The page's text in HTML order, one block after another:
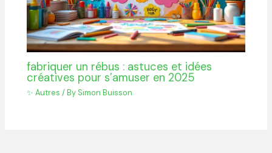
fabriquer un rébus : astuces et idées
créatives pour s’amuser en 2025
✨ Autres / By Simon Buisson